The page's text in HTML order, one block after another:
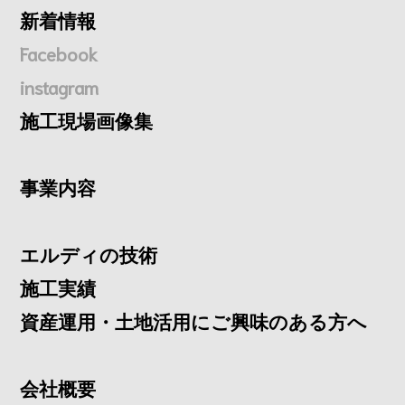
新着情報
Facebook
instagram
施工現場画像集
事業内容
エルディの技術
施工実績
資産運用・土地活用にご興味のある方へ
会社概要